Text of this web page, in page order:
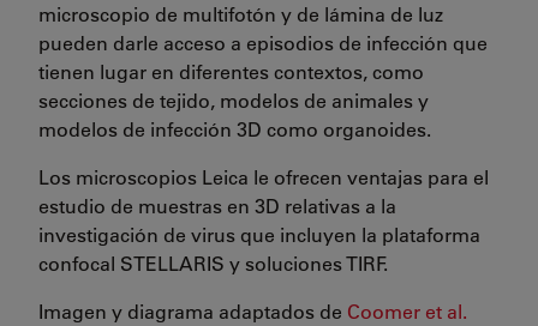
microscopio de multifotón y de lámina de luz
pueden darle acceso a episodios de infección que
tienen lugar en diferentes contextos, como
secciones de tejido, modelos de animales y
modelos de infección 3D como organoides.
Los microscopios Leica le ofrecen ventajas para el
estudio de muestras en 3D relativas a la
investigación de virus que incluyen la plataforma
confocal STELLARIS y soluciones TIRF.
Imagen y diagrama adaptados de Coomer et al.